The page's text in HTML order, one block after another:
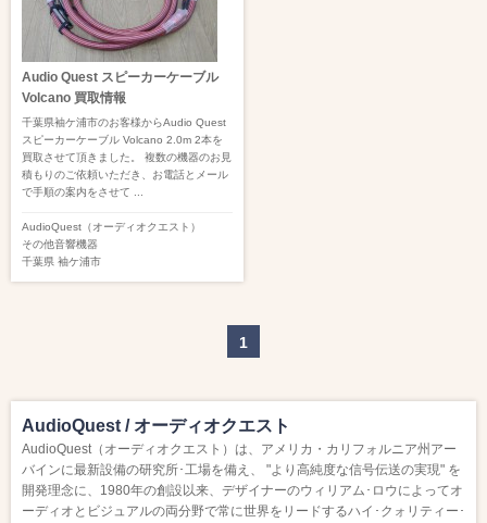
Audio Quest スピーカーケーブル
Volcano 買取情報
千葉県袖ケ浦市のお客様からAudio Quest
スピーカーケーブル Volcano 2.0m 2本を
買取させて頂きました。 複数の機器のお見
積もりのご依頼いただき、お電話とメール
で手順の案内をさせて ...
AudioQuest（オーディオクエスト）
その他音響機器
千葉県 袖ケ浦市
1
AudioQuest / オーディオクエスト
AudioQuest（オーディオクエスト）は、アメリカ・カリフォルニア州アー
バインに最新設備の研究所･工場を備え、 "より高純度な信号伝送の実現" を
開発理念に、1980年の創設以来、デザイナーのウィリアム･ロウによってオ
ーディオとビジュアルの両分野で常に世界をリードするハイ･クォリティー･